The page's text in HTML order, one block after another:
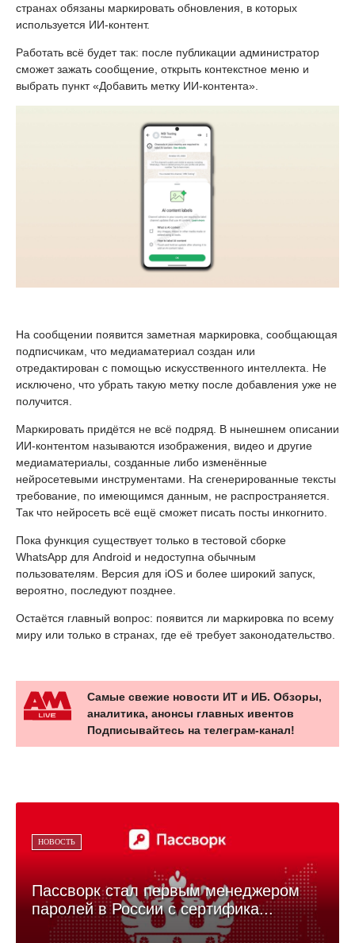
странах обязаны маркировать обновления, в которых
используется ИИ-контент.
Работать всё будет так: после публикации администратор
сможет зажать сообщение, открыть контекстное меню и
выбрать пункт «Добавить метку ИИ-контента».
На сообщении появится заметная маркировка, сообщающая
подписчикам, что медиаматериал создан или
отредактирован с помощью искусственного интеллекта. Не
исключено, что убрать такую метку после добавления уже не
получится.
Маркировать придётся не всё подряд. В нынешнем описании
ИИ-контентом называются изображения, видео и другие
медиаматериалы, созданные либо изменённые
нейросетевыми инструментами. На сгенерированные тексты
требование, по имеющимся данным, не распространяется.
Так что нейросеть всё ещё сможет писать посты инкогнито.
Пока функция существует только в тестовой сборке
WhatsApp для Android и недоступна обычным
пользователям. Версия для iOS и более широкий запуск,
вероятно, последуют позднее.
Остаётся главный вопрос: появится ли маркировка по всему
миру или только в странах, где её требует законодательство.
Самые свежие новости ИТ и ИБ. Обзоры,
аналитика, анонсы главных ивентов
Подписывайтесь на телеграм-канал!
НОВОСТЬ
Пассворк стал первым менеджером
паролей в России c сертифика...